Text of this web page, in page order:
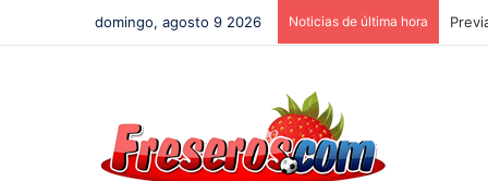
domingo, agosto 9 2026 Noticias de última hora